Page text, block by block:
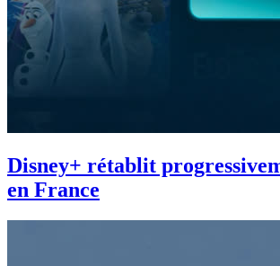
Disney+ rétablit
en France